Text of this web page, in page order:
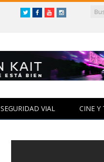
TwitterFacebookYouTubeInstagram
SEGURIDAD VIAL CINE Y